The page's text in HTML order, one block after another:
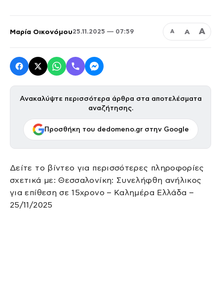
Μαρία Οικονόμου25.11.2025 — 07:59 Α Α Α
Ανακαλύψτε περισσότερα άρθρα στα αποτελέσματα
αναζήτησης.
Προσθήκη του dedomeno.gr στην Google
Δείτε το βίντεο για περισσότερες πληροφορίες
σχετικά με: Θεσσαλονίκη: Συνελήφθη ανήλικος
για επίθεση σε 15χρονο – Καλημέρα Ελλάδα –
25/11/2025